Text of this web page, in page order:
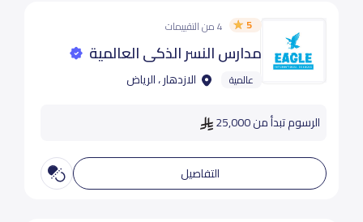
5 4 من التقييمات
مدارس النسر الذكي العالمية
عالمية الازدهار ، الرياض
الرسوم تبدأ من 25,000
التفاصيل